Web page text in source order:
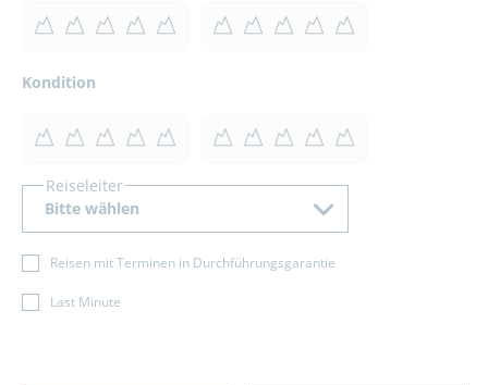
Kondition
Reiseleiter
Bitte wählen
Reisen mit Terminen in Durchführungsgarantie
Last Minute